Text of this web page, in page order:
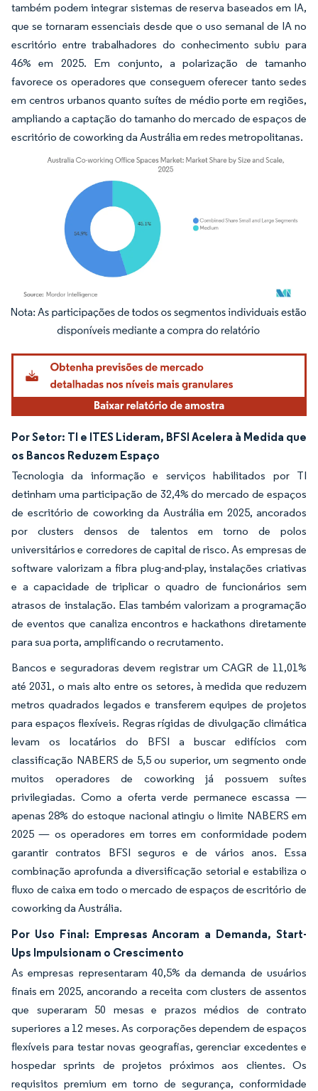
também podem integrar sistemas de reserva baseados em IA,
que se tornaram essenciais desde que o uso semanal de IA no
escritório entre trabalhadores do conhecimento subiu para
46% em 2025. Em conjunto, a polarização de tamanho
favorece os operadores que conseguem oferecer tanto sedes
em centros urbanos quanto suítes de médio porte em regiões,
ampliando a captação do tamanho do mercado de espaços de
escritório de coworking da Austrália em redes metropolitanas.
Imagem © Mordor Intelligence. O reuso requer atribuição conforme CC BY 4.0.
Por Setor: TI e ITES Lideram, BFSI Acelera à Medida que
os Bancos Reduzem Espaço
Tecnologia da informação e serviços habilitados por TI
detinham uma participação de 32,4% do mercado de espaços
de escritório de coworking da Austrália em 2025, ancorados
por clusters densos de talentos em torno de polos
universitários e corredores de capital de risco. As empresas de
software valorizam a fibra plug-and-play, instalações criativas
e a capacidade de triplicar o quadro de funcionários sem
atrasos de instalação. Elas também valorizam a programação
de eventos que canaliza encontros e hackathons diretamente
para sua porta, amplificando o recrutamento.
Bancos e seguradoras devem registrar um CAGR de 11,01%
até 2031, o mais alto entre os setores, à medida que reduzem
metros quadrados legados e transferem equipes de projetos
para espaços flexíveis. Regras rígidas de divulgação climática
levam os locatários do BFSI a buscar edifícios com
classificação NABERS de 5,5 ou superior, um segmento onde
muitos operadores de coworking já possuem suítes
privilegiadas. Como a oferta verde permanece escassa —
apenas 28% do estoque nacional atingiu o limite NABERS em
2025 — os operadores em torres em conformidade podem
garantir contratos BFSI seguros e de vários anos. Essa
combinação aprofunda a diversificação setorial e estabiliza o
fluxo de caixa em todo o mercado de espaços de escritório de
coworking da Austrália.
Por Uso Final: Empresas Ancoram a Demanda, Start-
Ups Impulsionam o Crescimento
As empresas representaram 40,5% da demanda de usuários
finais em 2025, ancorando a receita com clusters de assentos
que superaram 50 mesas e prazos médios de contrato
superiores a 12 meses. As corporações dependem de espaços
flexíveis para testar novas geografias, gerenciar excedentes e
hospedar sprints de projetos próximos aos clientes. Os
requisitos premium em torno de segurança, conformidade